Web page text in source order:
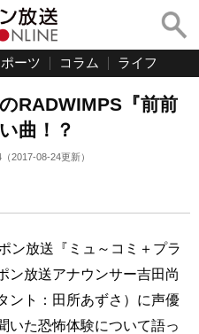
ーツ コラム ライフ
RADWIMPS『前前
曲！？
（2017-08-24更新）
ン放送『ミュ～コミ＋プラ
ン放送アナウンサー吉田尚
ント：田所あずさ）に声優
いた恐怖体験について語っ